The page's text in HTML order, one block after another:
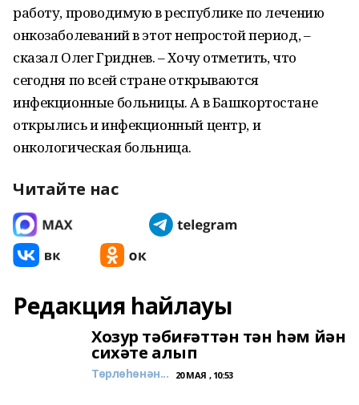
работу, проводимую в республике по лечению
онкозаболеваний в этот непростой период, –
сказал Олег Гриднев. – Хочу отметить, что
сегодня по всей стране открываются
инфекционные больницы. А в Башкортостане
открылись и инфекционный центр, и
онкологическая больница.
Читайте нас
Редакция һайлауы
Хозур тәбиғәттән тән һәм йән
сихәте алып
Төрлөһөнән... 20 МАЯ , 10:53